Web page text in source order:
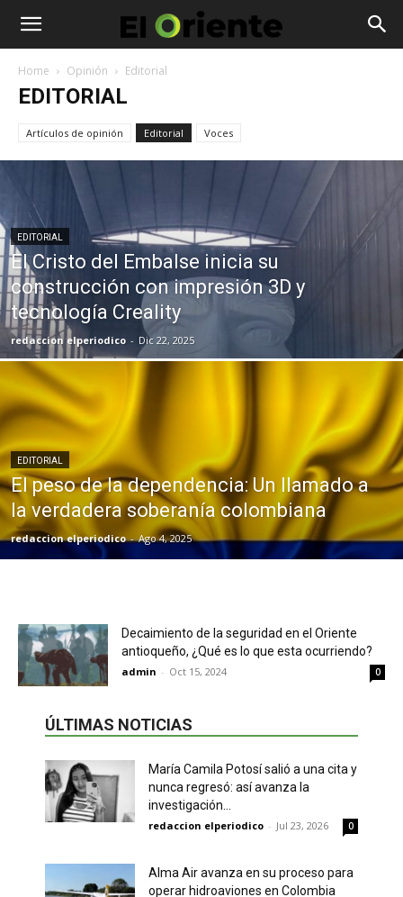
Home Opinión Editorial
EDITORIAL
Artículos de opinión Editorial Voces
EDITORIAL
El Cristo del Embalse inicia su
construcción con impresión 3D y
tecnología Creality
redaccion elperiodico - Dic 22, 2025
EDITORIAL
El peso de la dependencia: Un llamado a
la verdadera soberanía colombiana
redaccion elperiodico - Ago 4, 2025
Decaimiento de la seguridad en el Oriente
antioqueño, ¿Qué es lo que esta ocurriendo?
admin - Oct 15, 2024 0
ÚLTIMAS NOTICIAS
María Camila Potosí salió a una cita y
nunca regresó: así avanza la
investigación...
redaccion elperiodico - Jul 23, 2026 0
Alma Air avanza en su proceso para
operar hidroaviones en Colombia